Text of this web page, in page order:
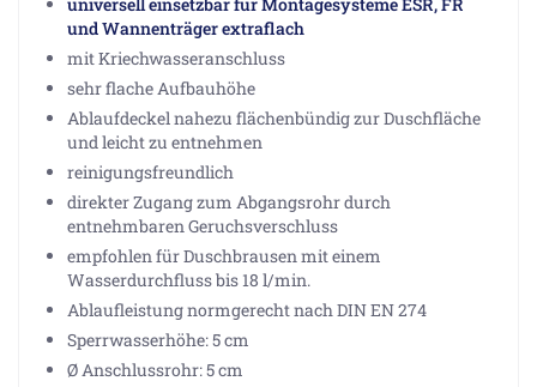
und Wannenträger extraflach
mit Kriechwasseranschluss
sehr flache Aufbauhöhe
Ablaufdeckel nahezu flächenbündig zur Duschfläche
und leicht zu entnehmen
reinigungsfreundlich
direkter Zugang zum Abgangsrohr durch
entnehmbaren Geruchsverschluss
empfohlen für Duschbrausen mit einem
Wasserdurchfluss bis 18 l/min.
Ablaufleistung normgerecht nach DIN EN 274
Sperrwasserhöhe: 5 cm
Ø Anschlussrohr: 5 cm